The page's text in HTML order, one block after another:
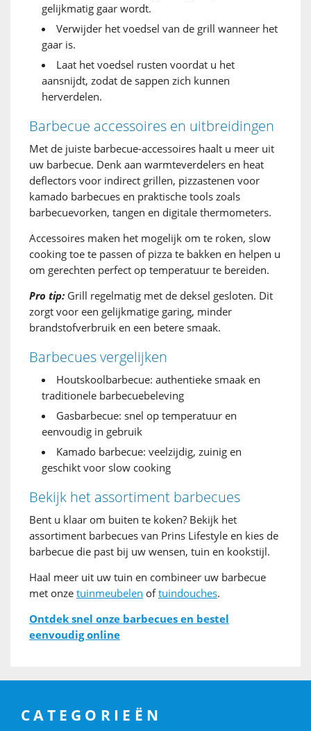
gelijkmatig gaar wordt.
Verwijder het voedsel van de grill wanneer het
gaar is.
Laat het voedsel rusten voordat u het
aansnijdt, zodat de sappen zich kunnen
herverdelen.
Barbecue accessoires en uitbreidingen
Met de juiste barbecue-accessoires haalt u meer uit
uw barbecue. Denk aan warmteverdelers en heat
deflectors voor indirect grillen, pizzastenen voor
kamado barbecues en praktische tools zoals
barbecuevorken, tangen en digitale thermometers.
Accessoires maken het mogelijk om te roken, slow
cooking toe te passen of pizza te bakken en helpen u
om gerechten perfect op temperatuur te bereiden.
Pro tip: Grill regelmatig met de deksel gesloten. Dit
zorgt voor een gelijkmatige garing, minder
brandstofverbruik en een betere smaak.
Barbecues vergelijken
Houtskoolbarbecue: authentieke smaak en
traditionele barbecuebeleving
Gasbarbecue: snel op temperatuur en
eenvoudig in gebruik
Kamado barbecue: veelzijdig, zuinig en
geschikt voor slow cooking
Bekijk het assortiment barbecues
Bent u klaar om buiten te koken? Bekijk het
assortiment barbecues van Prins Lifestyle en kies de
barbecue die past bij uw wensen, tuin en kookstijl.
Haal meer uit uw tuin en combineer uw barbecue
met onze tuinmeubelen oftuindouches.
Ontdek snel onze barbecues en bestel
eenvoudig online
CATEGORIEËN